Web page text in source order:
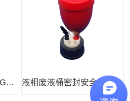
液相废液桶密封安全盖GL45口径 液相废液桶密封安全盖S60口径